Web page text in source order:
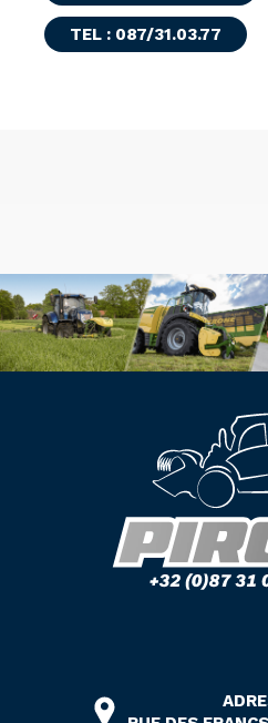
TEL : 087/31.03.77